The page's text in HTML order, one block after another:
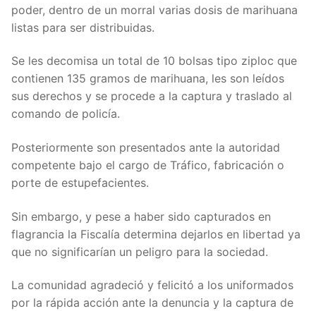
poder, dentro de un morral varias dosis de marihuana
listas para ser distribuidas.
Se les decomisa un total de 10 bolsas tipo ziploc que
contienen 135 gramos de marihuana, les son leídos
sus derechos y se procede a la captura y traslado al
comando de policía.
Posteriormente son presentados ante la autoridad
competente bajo el cargo de Tráfico, fabricación o
porte de estupefacientes.
Sin embargo, y pese a haber sido capturados en
flagrancia la Fiscalía determina dejarlos en libertad ya
que no significarían un peligro para la sociedad.
La comunidad agradeció y felicitó a los uniformados
por la rápida acción ante la denuncia y la captura de